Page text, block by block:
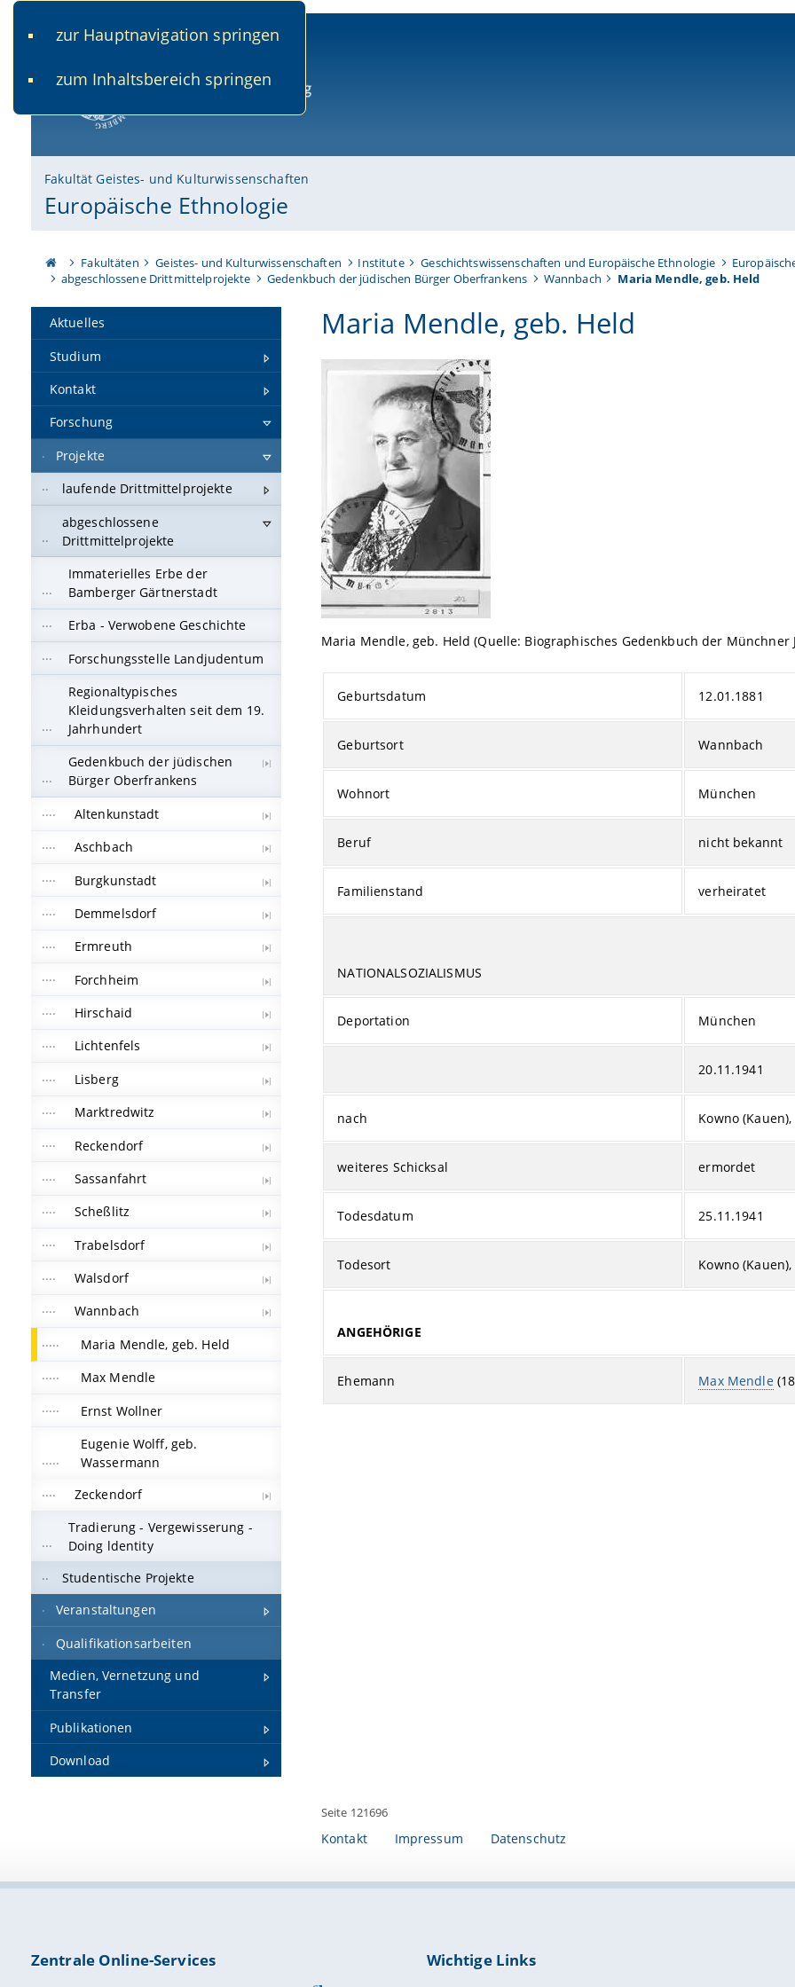
zur Hauptnavigation springen
zum Inhaltsbereich springen
Fakultät Geistes- und Kulturwissenschaften
Europäische Ethnologie
Fakultäten Geistes- und Kulturwissenschaften Institute Geschichtswissenschaften und Europäische Ethnologie
abgeschlossene Drittmittelprojekte
Gedenkbuch der jüdischen Bürger Oberfrankens Wannbach Maria Mendle, geb. Held
Aktuelles
Studium
Kontakt
Forschung
Projekte
laufende Drittmittelprojekte
abgeschlossene
Drittmittelprojekte
Immaterielles Erbe der
Bamberger Gärtnerstadt
Erba - Verwobene Geschichte
Forschungsstelle Landjudentum
Regionaltypisches
Kleidungsverhalten seit dem 19.
Jahrhundert
Gedenkbuch der jüdischen
Bürger Oberfrankens
Altenkunstadt
Aschbach
Burgkunstadt
Demmelsdorf
Ermreuth
Forchheim
Hirschaid
Lichtenfels
Lisberg
Marktredwitz
Reckendorf
Sassanfahrt
Scheßlitz
Trabelsdorf
Walsdorf
Wannbach
Maria Mendle, geb. Held
Max Mendle
Ernst Wollner
Eugenie Wolff, geb.
Wassermann
Zeckendorf
Tradierung - Vergewisserung -
Doing ldentity
Studentische Projekte
Veranstaltungen
Qualifikationsarbeiten
Medien, Vernetzung und
Transfer
Publikationen
Download
Maria Mendle, geb. Held
Maria Mendle, geb. Held (Quelle: Biographisches Gedenkbuch der Münchner
Geburtsdatum 12.01.1881
Geburtsort Wannbach
Wohnort München
Beruf nicht bekannt
Familienstand verheiratet
NATIONALSOZIALISMUS
Deportation München
20.11.1941
nach Kowno (Kauen),
weiteres Schicksal ermordet
Todesdatum 25.11.1941
Todesort Kowno (Kauen),
ANGEHÖRIGE
Ehemann Max Mendle
Seite 121696
Kontakt Impressum Datenschutz
Zentrale Online-Services Wichtige Links